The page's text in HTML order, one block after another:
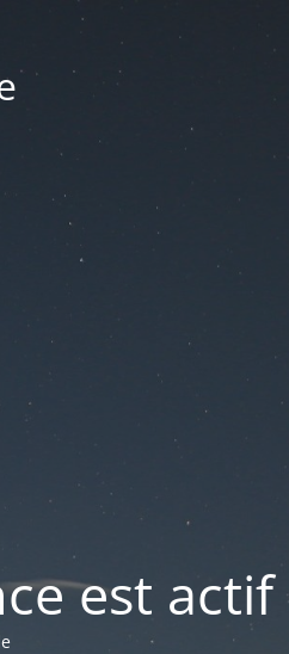
est actif